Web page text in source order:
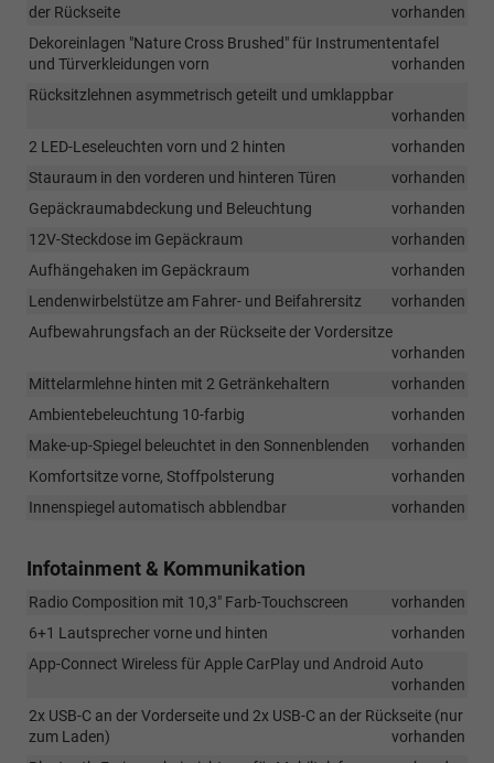
der Rückseite
vorhanden
Dekoreinlagen "Nature Cross Brushed" für Instrumententafel
und Türverkleidungen vorn
vorhanden
Rücksitzlehnen asymmetrisch geteilt und umklappbar
vorhanden
2 LED-Leseleuchten vorn und 2 hinten
vorhanden
Stauraum in den vorderen und hinteren Türen
vorhanden
Gepäckraumabdeckung und Beleuchtung
vorhanden
12V-Steckdose im Gepäckraum
vorhanden
Aufhängehaken im Gepäckraum
vorhanden
Lendenwirbelstütze am Fahrer- und Beifahrersitz
vorhanden
Aufbewahrungsfach an der Rückseite der Vordersitze
vorhanden
Mittelarmlehne hinten mit 2 Getränkehaltern
vorhanden
Ambientebeleuchtung 10-farbig
vorhanden
Make-up-Spiegel beleuchtet in den Sonnenblenden
vorhanden
Komfortsitze vorne, Stoffpolsterung
vorhanden
Innenspiegel automatisch abblendbar
vorhanden
Infotainment & Kommunikation
Radio Composition mit 10,3" Farb-Touchscreen
vorhanden
6+1 Lautsprecher vorne und hinten
vorhanden
App-Connect Wireless für Apple CarPlay und Android Auto
vorhanden
2x USB-C an der Vorderseite und 2x USB-C an der Rückseite (nur
zum Laden)
vorhanden